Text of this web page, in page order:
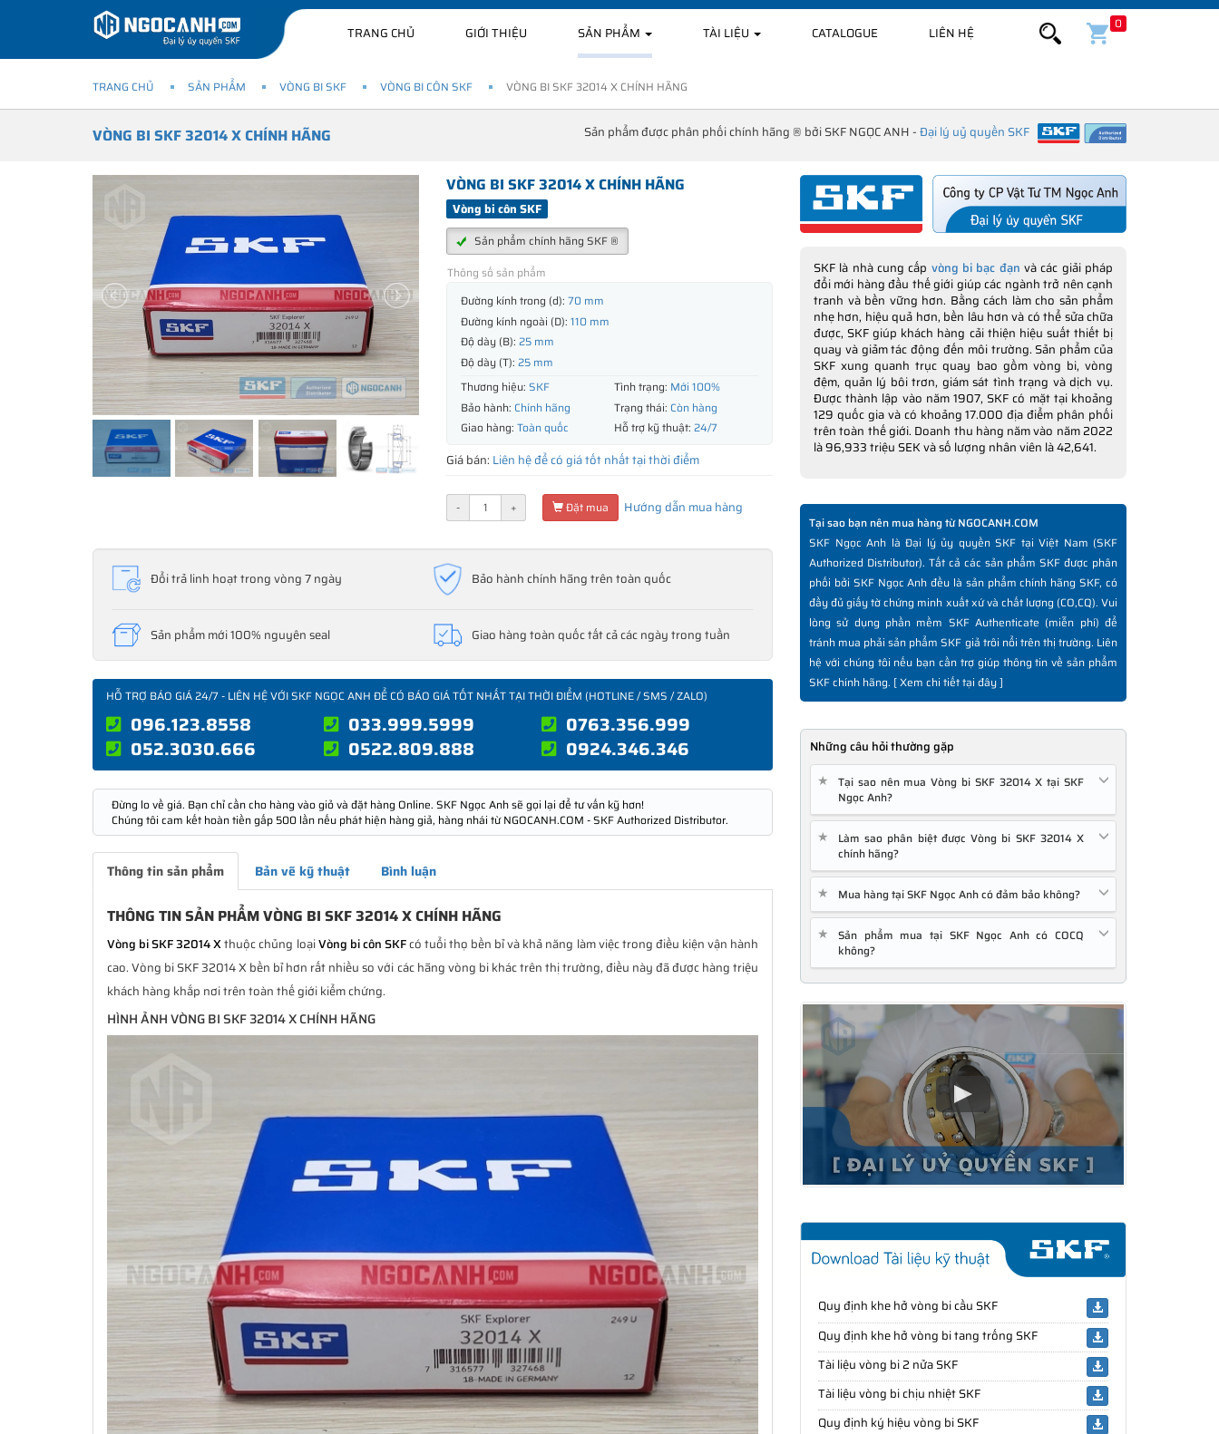
TRANG CHỦ GIỚI THIỆU SẢN PHẨM TÀI LIỆU CATALOGUE LIÊN HỆ
0
TRANG CHỦ SẢN PHẨM VÒNG BI SKF VÒNG BI CÔN SKF VÒNG BI SKF 32014 X CHÍNH HÃNG
VÒNG BI SKF 32014 X CHÍNH HÃNG Sản phẩm được phân phối chính hãng ® bởi SKF NGỌC ANH -Đại lý uỷ quyền SKF
VÒNG BI SKF 32014 X CHÍNH HÃNG
Vòng bi côn SKF
Sản phẩm chính hãng SKF ®
Thông số sản phẩm
Đường kính trong (d): 70 mm
Đường kính ngoài (D): 110 mm
Độ dày (B): 25 mm
Độ dày (T): 25 mm
Thương hiệu: SKF Tình trạng: Mới 100%
Bảo hành: Chính hãng Trạng thái: Còn hàng
Giao hàng: Toàn quốc Hỗ trợ kỹ thuật: 24/7
Giá bán: Liên hệ để có giá tốt nhất tại thời điểm
- + Đặt mua Hướng dẫn mua hàng
Đổi trả linh hoạt trong vòng 7 ngày Bảo hành chính hãng trên toàn quốc
Sản phẩm mới 100% nguyên seal Giao hàng toàn quốc tất cả các ngày trong tuần
HỖ TRỢ BÁO GIÁ 24/7 - LIÊN HỆ VỚI SKF NGỌC ANH ĐỂ CÓ BÁO GIÁ TỐT NHẤT TẠI THỜI ĐIỂM (HOTLINE / SMS / ZALO)
096.123.8558 033.999.5999
0763.356.999
052.3030.666
0522.809.888 0924.346.346
Đừng lo về giá. Bạn chỉ cần cho hàng vào giỏ và đặt hàng Online. SKF Ngọc Anh sẽ gọi lại để tư vấn kỹ hơn!
Chúng tôi cam kết hoàn tiền gấp 500 lần nếu phát hiện hàng giả, hàng nhái từ NGOCANH.COM - SKF Authorized Distributor.
Thông tin sản phẩm Bản vẽ kỹ thuật Bình luận
THÔNG TIN SẢN PHẨM VÒNG BI SKF 32014 X CHÍNH HÃNG
Vòng bi SKF 32014 Xthuộc chủng loạiVòng bi côn SKFcó tuổi thọ bền bỉ và khả năng làm việc trong điều kiện vận hành
cao. Vòng bi SKF 32014 X bền bỉ hơn rất nhiều so với các hãng vòng bi khác trên thị trường, điều này đã được hàng triệu
khách hàng khắp nơi trên toàn thế giới kiểm chứng.
HÌNH ẢNH VÒNG BI SKF 32014 X CHÍNH HÃNG
SKF là nhà cung cấp vòng bi bạc đạn và các giải pháp
đổi mới hàng đầu thế giới giúp các ngành trở nên cạnh
tranh và bền vững hơn. Bằng cách làm cho sản phẩm
nhẹ hơn, hiệu quả hơn, bền lâu hơn và có thể sửa chữa
được, SKF giúp khách hàng cải thiện hiệu suất thiết bị
quay và giảm tác động đến môi trường. Sản phẩm của
SKF xung quanh trục quay bao gồm vòng bi, vòng
đệm, quản lý bôi trơn, giám sát tình trạng và dịch vụ.
Được thành lập vào năm 1907, SKF có mặt tại khoảng
129 quốc gia và có khoảng 17.000 địa điểm phân phối
trên toàn thế giới. Doanh thu hàng năm vào năm 2022
là 96,933 triệu SEK và số lượng nhân viên là 42,641.
Tại sao bạn nên mua hàng từ NGOCANH.COM
SKF Ngọc Anh là Đại lý ủy quyền SKF tại Việt Nam (SKF
Authorized Distributor). Tất cả các sản phẩm SKF được phân
phối bởi SKF Ngọc Anh đều là sản phẩm chính hãng SKF, có
đầy đủ giấy tờ chứng minh xuất xứ và chất lượng (CO,CQ). Vui
lòng sử dụng phần mềm SKF Authenticate (miễn phí) để
tránh mua phải sản phẩm SKF giả trôi nổi trên thị trường. Liên
hệ với chúng tôi nếu bạn cần trợ giúp thông tin về sản phẩm
SKF chính hãng. [Xem chi tiết tại đây]
Những câu hỏi thường gặp
★
Tại sao nên mua Vòng bi SKF 32014 X tại SKF
Ngọc Anh?
★
Làm sao phân biệt được Vòng bi SKF 32014 X
chính hãng?
★ Mua hàng tại SKF Ngọc Anh có đảm bảo không?
★
Sản phẩm mua tại SKF Ngọc Anh có COCQ
không?
Quy định khe hở vòng bi cầu SKF
Quy định khe hở vòng bi tang trống SKF
Tài liệu vòng bi 2 nửa SKF
Tài liệu vòng bi chịu nhiệt SKF
Quy định ký hiệu vòng bi SKF